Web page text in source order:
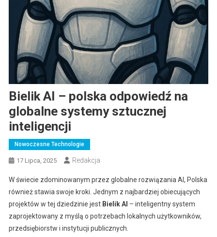
Bielik AI – polska odpowiedź na
globalne systemy sztucznej
inteligencji
Nowoczesne Technologie
17 Lipca, 2025 Redakcja
W świecie zdominowanym przez globalne rozwiązania AI, Polska
również stawia swoje kroki. Jednym z najbardziej obiecujących
projektów w tej dziedzinie jest Bielik AI – inteligentny system
zaprojektowany z myślą o potrzebach lokalnych użytkowników,
przedsiębiorstw i instytucji publicznych.